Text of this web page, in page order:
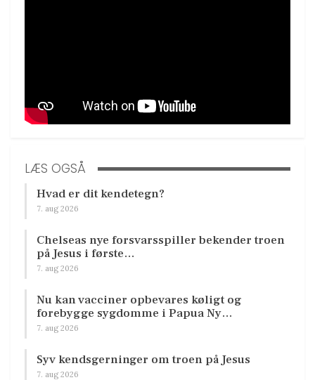
LÆS OGSÅ
Hvad er dit kendetegn?
7. aug 2026
Chelseas nye forsvarsspiller bekender troen
på Jesus i første…
7. aug 2026
Nu kan vacciner opbevares køligt og
forebygge sygdomme i Papua Ny…
7. aug 2026
Syv kendsgerninger om troen på Jesus
7. aug 2026